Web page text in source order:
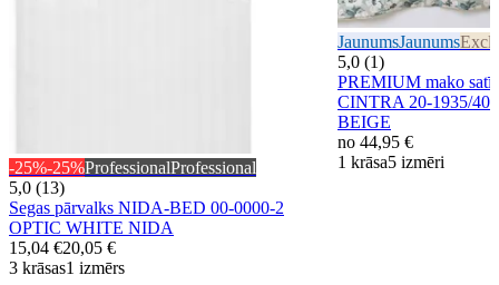
-25%-25%ProfessionalProfessional
5,0 (13)
Segas pārvalks NIDA-BED 00-0000-2
OPTIC WHITE NIDA
15,04 €20,05 €
3 krāsas1 izmērs
JaunumsJaunums
5,0 (1)
PREMIUM mako
CINTRA 20-1935/
BEIGE
no 44,95 €
1 krāsa5 izmēri